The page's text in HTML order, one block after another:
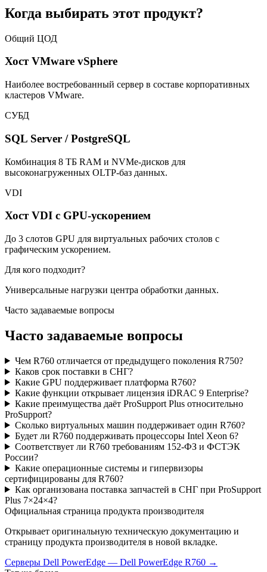
Когда выбирать этот продукт?
Общий ЦОД
Хост VMware vSphere
Наиболее востребованный сервер в составе корпоративных
кластеров VMware.
СУБД
SQL Server / PostgreSQL
Комбинация 8 ТБ RAM и NVMe-дисков для
высоконагруженных OLTP-баз данных.
VDI
Хост VDI с GPU-ускорением
До 3 слотов GPU для виртуальных рабочих столов с
графическим ускорением.
Для кого подходит?
Универсальные нагрузки центра обработки данных.
Часто задаваемые вопросы
Часто задаваемые вопросы
Чем R760 отличается от предыдущего поколения R750?
Каков срок поставки в СНГ?
Какие GPU поддерживает платформа R760?
Какие функции открывает лицензия iDRAC 9 Enterprise?
Какие преимущества даёт ProSupport Plus относительно
ProSupport?
Сколько виртуальных машин поддерживает один R760?
Будет ли R760 поддерживать процессоры Intel Xeon 6?
Соответствует ли R760 требованиям 152-ФЗ и ФСТЭК
России?
Какие операционные системы и гипервизоры
сертифицированы для R760?
Как организована поставка запчастей в СНГ при ProSupport
Plus 7×24×4?
Официальная страница продукта производителя
Открывает оригинальную техническую документацию и
страницу продукта производителя в новой вкладке.
Серверы Dell PowerEdge — Dell PowerEdge R760 →